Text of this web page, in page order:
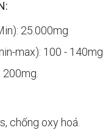
25.000mg
max): 100 - 140mg.
chống oxy hoá.